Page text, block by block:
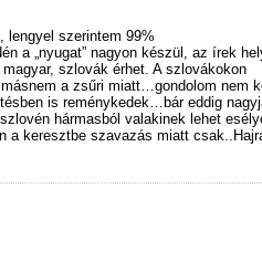
lengyel szerintem 99%
a „nyugat” nagyon készül, az írek
szlovák érhet. A szlovákokon
a zsűri miatt…gondolom nem
is reménykedek…bár eddig
hármasból valakinek lehet
a keresztbe szavazás miatt